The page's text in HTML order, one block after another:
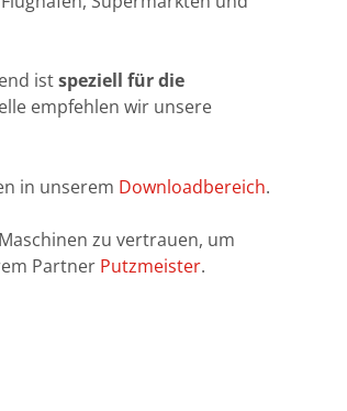
istspeziell für die
empfehlen wir unsere
in unserem Downloadbereich.
zu vertrauen, um
Partner Putzmeister.